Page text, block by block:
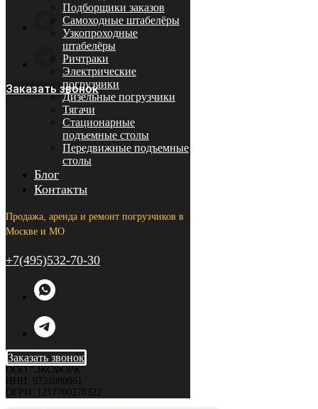
Заказать звонок
Подборщики заказов
Самоходные штабелёры
Узкопроходные
штабелёры
Ричтраки
Электрические
погрузчики
Дизельные погрузчики
Тягачи
Стационарные
подъемные столы
Передвижные подъемные
столы
Блог
Контакты
Продажа, аренда и ремонт погрузчиков в
Москве и МО
+7(495)532-70-30
Заказать звонок
ООО "ЭКСФОРК"
ИНН: 9731080061
ОГРН: 1217700278322